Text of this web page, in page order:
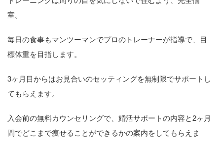
室。
毎日の食事もマンツーマンでプロのトレーナーが指導で、目
標体重を目指します。
3ヶ月目からはお見合いのセッティングを無制限でサポートし
てもらえます。
入会前の無料カウンセリングで、婚活サポートの内容と2ヶ月
間でどこまで痩せることができるかの案内をしてもらえま